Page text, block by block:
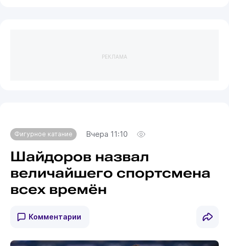
РЕКЛАМА
Фигурное катание Вчера 11:10
Шайдоров назвал
величайшего спортсмена
всех времён
Комментарии